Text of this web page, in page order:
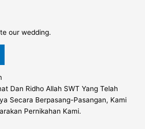
our wedding.
Dan Ridho Allah SWT Yang Telah
Secara Berpasang-Pasangan, Kami
Pernikahan Kami.​